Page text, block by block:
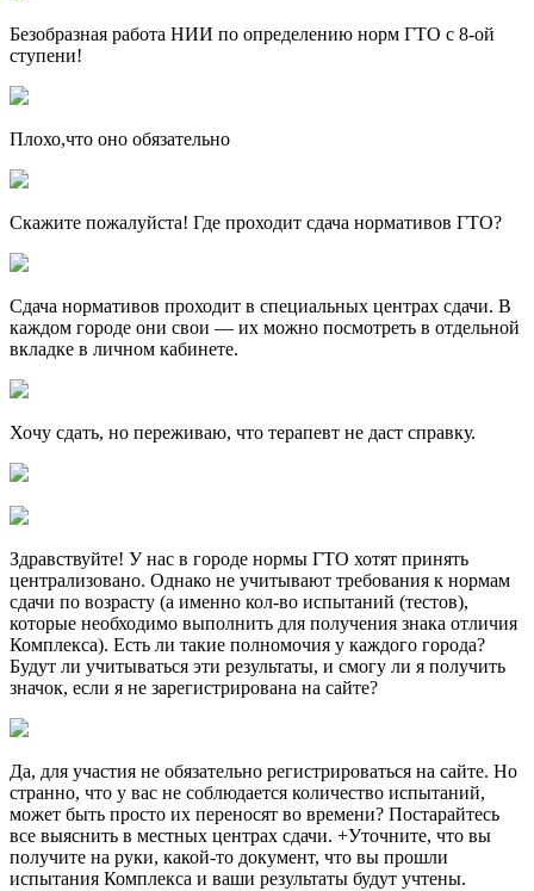
Безобразная работа НИИ по определению норм ГТО с 8-ой
ступени!
Плохо,что оно обязательно
Скажите пожалуйста! Где проходит сдача нормативов ГТО?
Сдача нормативов проходит в специальных центрах сдачи. В
каждом городе они свои — их можно посмотреть в отдельной
вкладке в личном кабинете.
Хочу сдать, но переживаю, что терапевт не даст справку.
Здравствуйте! У нас в городе нормы ГТО хотят принять
централизовано. Однако не учитывают требования к нормам
сдачи по возрасту (а именно кол-во испытаний (тестов),
которые необходимо выполнить для получения знака отличия
Комплекса). Есть ли такие полномочия у каждого города?
Будут ли учитываться эти результаты, и смогу ли я получить
значок, если я не зарегистрирована на сайте?
Да, для участия не обязательно регистрироваться на сайте. Но
странно, что у вас не соблюдается количество испытаний,
может быть просто их переносят во времени? Постарайтесь
все выяснить в местных центрах сдачи. +Уточните, что вы
получите на руки, какой-то документ, что вы прошли
испытания Комплекса и ваши результаты будут учтены.